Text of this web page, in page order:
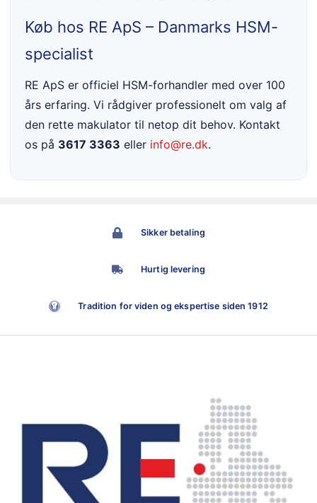
Køb hos RE ApS – Danmarks HSM-
specialist
RE ApS er officiel HSM-forhandler med over 100
års erfaring. Vi rådgiver professionelt om valg af
den rette makulator til netop dit behov. Kontakt
os på 3617 3363 eller info@re.dk.
Sikker betaling
Hurtig levering
Tradition for viden og ekspertise siden 1912